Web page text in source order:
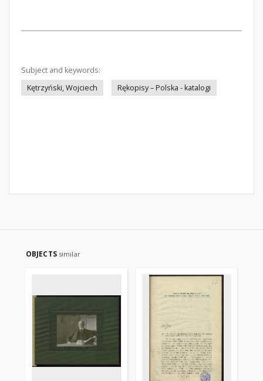
Subject and keywords:
Kętrzyński, Wojciech
Rękopisy – Polska - katalogi
OBJECTS similar